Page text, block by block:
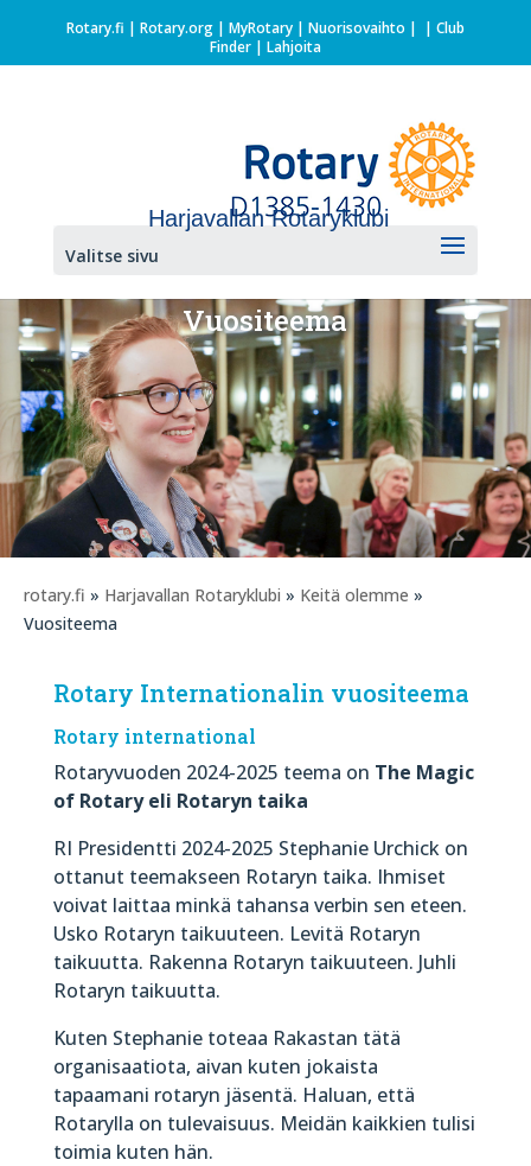
Rotary.fi | Rotary.org| MyRotary | Nuorisovaihto | | Club
Finder| Lahjoita
Harjavallan Rotaryklubi
Valitse sivu
Vuositeema
rotary.fi » Harjavallan Rotaryklubi » Keitä olemme »
Vuositeema
Rotary Internationalin vuositeema
Rotary international
Rotaryvuoden 2024-2025 teema on The Magic
of Rotary eli Rotaryn taika
RI Presidentti 2024-2025 Stephanie Urchick on
ottanut teemakseen Rotaryn taika. Ihmiset
voivat laittaa minkä tahansa verbin sen eteen.
Usko Rotaryn taikuuteen. Levitä Rotaryn
taikuutta. Rakenna Rotaryn taikuuteen. Juhli
Rotaryn taikuutta.
Kuten Stephanie toteaa Rakastan tätä
organisaatiota, aivan kuten jokaista
tapaamani rotaryn jäsentä. Haluan, että
Rotarylla on tulevaisuus. Meidän kaikkien tulisi
toimia kuten hän.